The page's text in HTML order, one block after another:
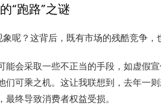
“跑路”之谜
呢？这背后，既有市场的残酷竞争，
会采取一些不正当的手段，如虚假
可乘之机。这让我联想到，去年一
终导致消费者权益受损。